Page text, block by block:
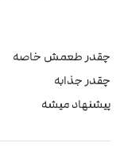
چقدر طعمش خاصه
چقدر جذابه
پیشنهاد میشه